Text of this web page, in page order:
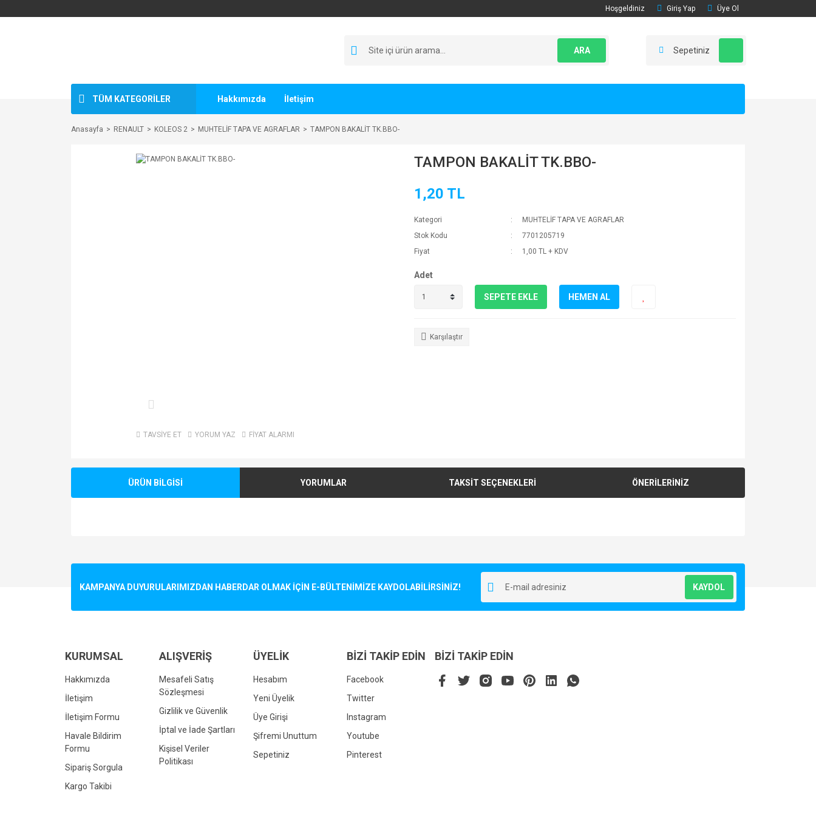
Hoşgeldiniz Giriş Yap Üye Ol
ARA Sepetiniz
TÜM KATEGORİLER Hakkımızda İletişim
Anasayfa RENAULT KOLEOS 2 MUHTELİF TAPA VE AGRAFLAR TAMPON BAKALİT TK.BBO-
TAVSİYE ET YORUM YAZ FİYAT ALARMI
TAMPON BAKALİT TK.BBO-
1,20 TL
Kategori
MUHTELİF TAPA VE AGRAFLAR
Stok Kodu
7701205719
Fiyat
1,00 TL + KDV
Adet
SEPETE EKLE HEMEN AL
Karşılaştır
ÜRÜN BİLGİSİ YORUMLAR TAKSİT SEÇENEKLERİ ÖNERİLERİNİZ
Ürün resmi kalitesiz, bozuk veya görüntülenemiyor.
Bu ürüne benzer farklı alternatifler olmalı.
KAMPANYA DUYURULARIMIZDAN HABERDAR OLMAK İÇİN E-BÜLTENİMİZE KAYDOLABİLİRSİNİZ! KAYDOL
KURUMSAL
Hakkımızda
İletişim
İletişim Formu
Havale Bildirim
Formu
Sipariş Sorgula
Kargo Takibi
ALIŞVERİŞ
Mesafeli Satış
Sözleşmesi
Gizlilik ve Güvenlik
İptal ve İade Şartları
Kişisel Veriler
Politikası
ÜYELİK
Hesabım
Yeni Üyelik
Üye Girişi
Şifremi Unuttum
Sepetiniz
BİZİ TAKİP EDİN
Facebook
Twitter
Instagram
Youtube
Pinterest
BİZİ TAKİP EDİN